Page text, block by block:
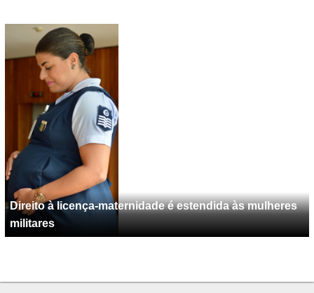
Direito à licença-maternidade é estendida às mulheres
militares